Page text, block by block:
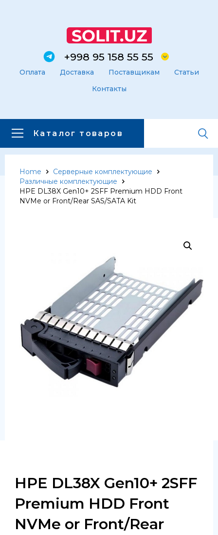
+998 95 158 55 55
Оплата Доставка Поставщикам
Статьи
Контакты
Каталог товаров
Главная Каталог товаров
Каталог товаров
Серверные комплектующие
Оперативная память
SAS диски
SSD диски
SATA диски
Блоки питания
Home
Серверные комплектующие
Различные комплектующие
HPE DL38X Gen10+ 2SFF Premium HDD Front
NVMe or Front/Rear SAS/SATA Kit
HPE DL38X Gen10+ 2SFF
Premium HDD Front
NVMe or Front/Rear